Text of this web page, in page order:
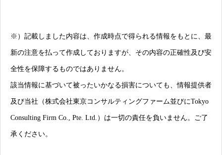
※）記載しました内容は、作成時点で得られる情報をもとに、最
新の注意を払って作成しておりますが、その内容の正確性及び安
全性を保障するものではありません。
該当情報に基づいて被ったいかなる損害についても、情報提供者
及び当社（株式会社東京コンサルティングファーム並びにTokyo
Consulting Firm Co., Pte. Ltd.）は一切の責任を負いません。ご了
承ください。